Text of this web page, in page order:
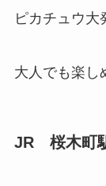
ピカチュウ大
大人でも楽し
JR 桜木町